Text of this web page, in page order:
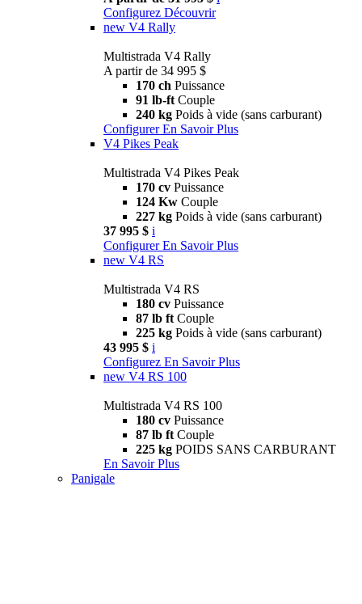
Configurez Découvrir
new V4 Rally
Multistrada V4 Rally
A partir de 34 995 $
170 ch Puissance
91 lb-ft Couple
240 kg Poids à vide (sans carburant)
Configurer En Savoir Plus
V4 Pikes Peak
Multistrada V4 Pikes Peak
170 cv Puissance
124 Kw Couple
227 kg Poids à vide (sans carburant)
37 995 $ i
Configurer En Savoir Plus
new V4 RS
Multistrada V4 RS
180 cv Puissance
87 lb ft Couple
225 kg Poids à vide (sans carburant)
43 995 $ i
Configurez En Savoir Plus
new V4 RS 100
Multistrada V4 RS 100
180 cv Puissance
87 lb ft Couple
225 kg POIDS SANS CARBURANT
En Savoir Plus
Panigale